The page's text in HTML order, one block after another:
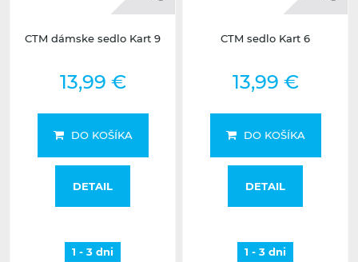
CTM dámske sedlo Kart 9
13,99 €
DO KOŠÍKA
DETAIL
1 - 3 dni
CTM sedlo Kart 6
13,99 €
DO KOŠÍKA
DETAIL
1 - 3 dni